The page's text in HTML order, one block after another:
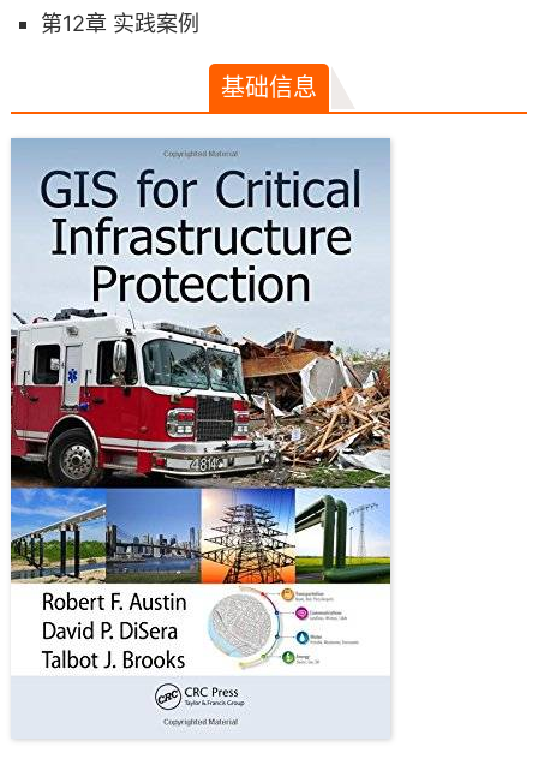
第12章 实践案例
基础信息